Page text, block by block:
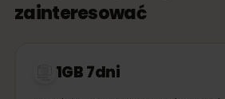
zainteresować
1GB 7dni